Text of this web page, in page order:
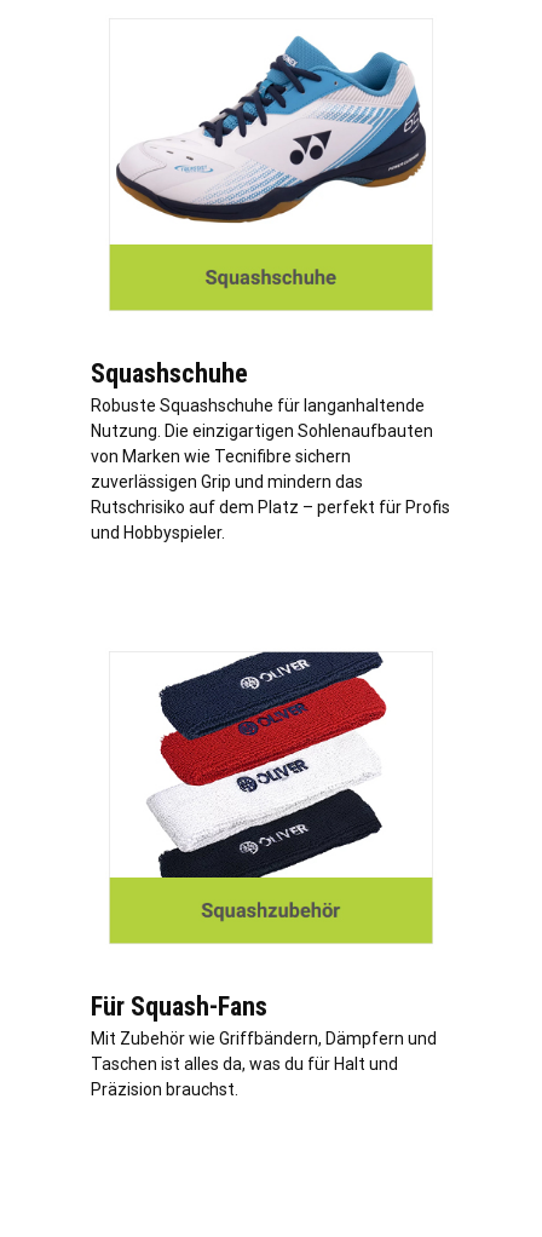
Squashschuhe
Robuste Squashschuhe für langanhaltende
Nutzung. Die einzigartigen Sohlenaufbauten
von Marken wie Tecnifibre sichern
zuverlässigen Grip und mindern das
Rutschrisiko auf dem Platz – perfekt für Profis
und Hobbyspieler.
Für Squash-Fans
Mit Zubehör wie Griffbändern, Dämpfern und
Taschen ist alles da, was du für Halt und
Präzision brauchst.